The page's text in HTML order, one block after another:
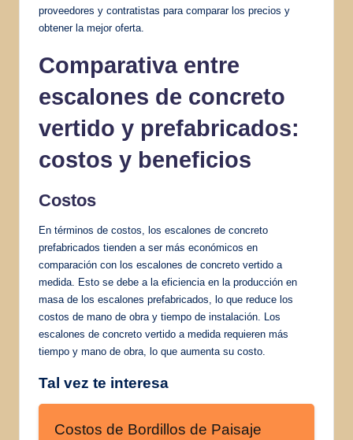
proveedores y contratistas para comparar los precios y
obtener la mejor oferta.
Comparativa entre
escalones de concreto
vertido y prefabricados:
costos y beneficios
Costos
En términos de costos, los escalones de concreto
prefabricados tienden a ser más económicos en
comparación con los escalones de concreto vertido a
medida. Esto se debe a la eficiencia en la producción en
masa de los escalones prefabricados, lo que reduce los
costos de mano de obra y tiempo de instalación. Los
escalones de concreto vertido a medida requieren más
tiempo y mano de obra, lo que aumenta su costo.
Tal vez te interesa
Costos de Bordillos de Paisaje